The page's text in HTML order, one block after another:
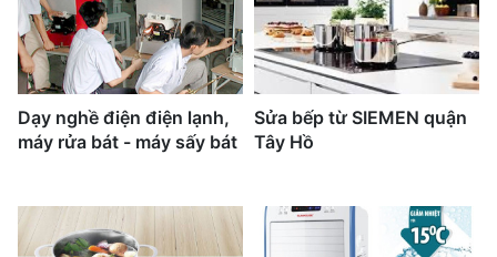
Dạy nghề điện điện lạnh,
máy rửa bát - máy sấy bát
Sửa bếp từ SIEMEN quận
Tây Hồ